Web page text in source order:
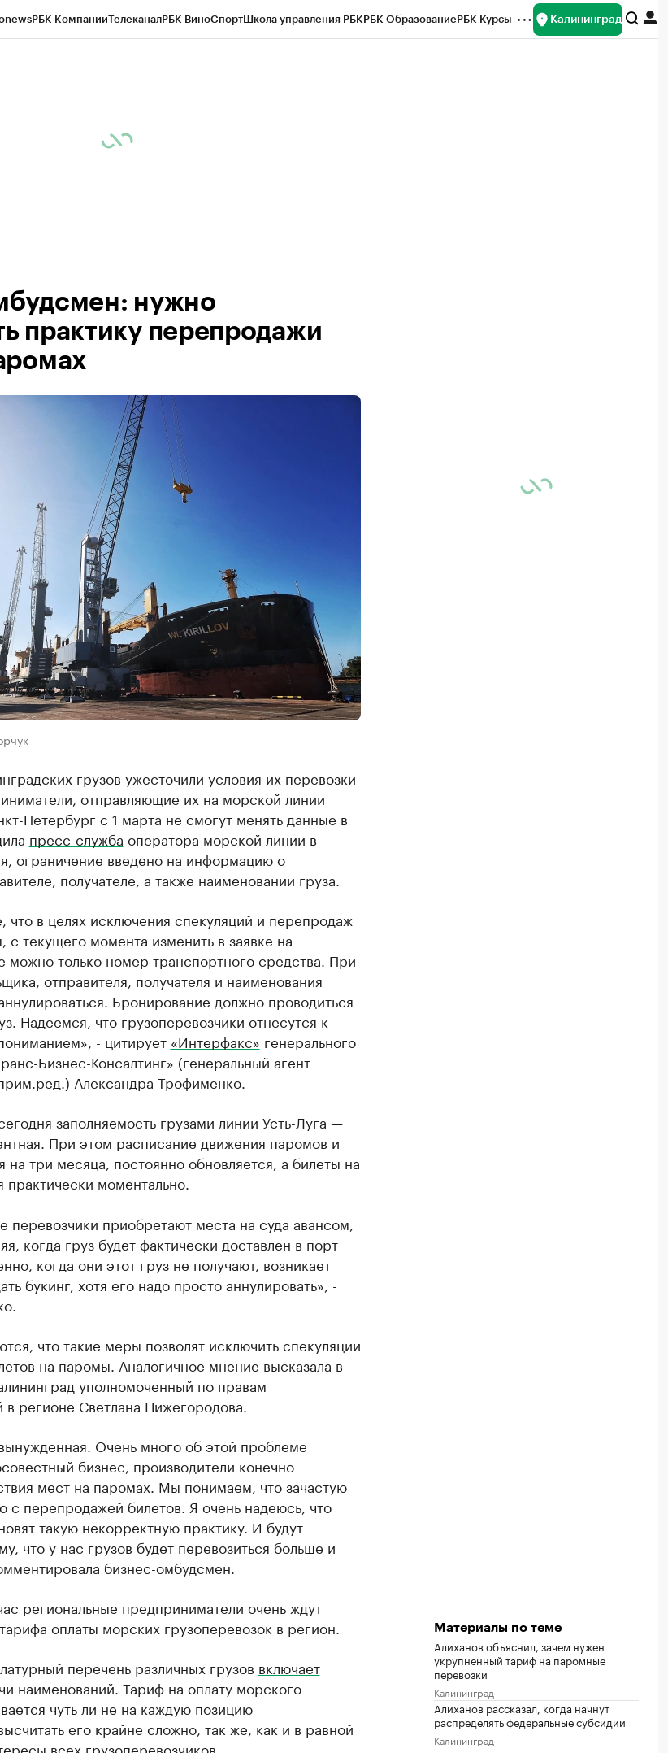
РБК КомпанииТелеканалРБК ВиноСпортШкола управления РБКРБК ОбразованиеРБК Курсы Калининград
нужно
практику перепродажи
грузов ужесточили условия их перевозки
отправляющие их на морской линии
Петербург с 1 марта не смогут менять данные в
пресс-служба оператора морской линии в
ограничение введено на информацию о
получателе, а также наименовании груза.
в целях исключения спекуляций и перепродаж
с текущего момента изменить в заявке на
можно только номер транспортного средства. При
отправителя, получателя и наименования
Бронирование должно проводиться
Надеемся, что грузоперевозчики отнесутся к
- цитирует «Интерфакс» генерального
Бизнес-Консалтинг» (генеральный агент
Александра Трофименко.
заполняемость грузами линии Усть-Луга —
При этом расписание движения паромов и
на три месяца, постоянно обновляется, а билеты на
моментально.
перевозчики приобретают места на суда авансом,
когда груз будет фактически доставлен в порт
когда они этот груз не получают, возникает
букинг, хотя его надо просто аннулировать», -
что такие меры позволят исключить спекуляции
на паромы. Аналогичное мнение высказала в
уполномоченный по правам
регионе Светлана Нижегородова.
Очень много об этой проблеме
бизнес, производители конечно
мест на паромах. Мы понимаем, что зачастую
с перепродажей билетов. Я очень надеюсь, что
такую некорректную практику. И будут
что у нас грузов будет перевозиться больше и
бизнес-омбудсмен.
региональные предприниматели очень ждут
оплаты морских грузоперевозок в регион.
перечень различных грузов включает
наименований. Тариф на оплату морского
чуть ли не на каждую позицию
его крайне сложно, так же, как и в равной
всех грузоперевозчиков.
Материалы по теме
Алиханов объяснил, зачем нужен
укрупненный тариф на паромные
перевозки
Калининград
Алиханов рассказал, когда начнут
распределять федеральные субсидии
Калининград